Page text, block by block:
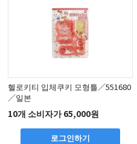
헬로키티 입체쿠키 모형틀／551680
／일본
10개 소비자가 65,000원
로그인하기